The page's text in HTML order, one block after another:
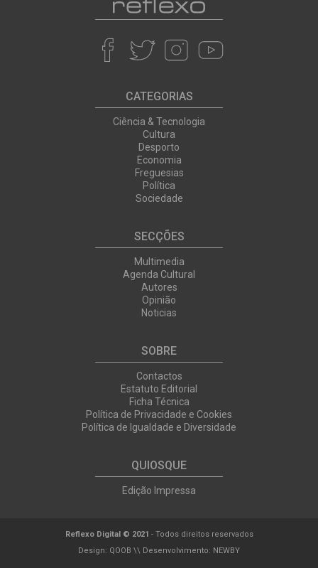
CATEGORIAS
Ciência & Tecnologia
Cultura
Desporto
Economia
Freguesias
Política
Sociedade
SECÇÕES
Multimedia
Agenda Cultural
Autores
Opinião
Noticias
SOBRE
Contactos
Estatuto Editorial
Ficha Técnica
Política de Privacidade e Cookies
Política de Igualdade e Diversidade
QUIOSQUE
Edição Impressa
Reflexo Digital © 2021 - Todos direitos reservados
Design: QOOB \\ Desenvolvimento: NEWBY